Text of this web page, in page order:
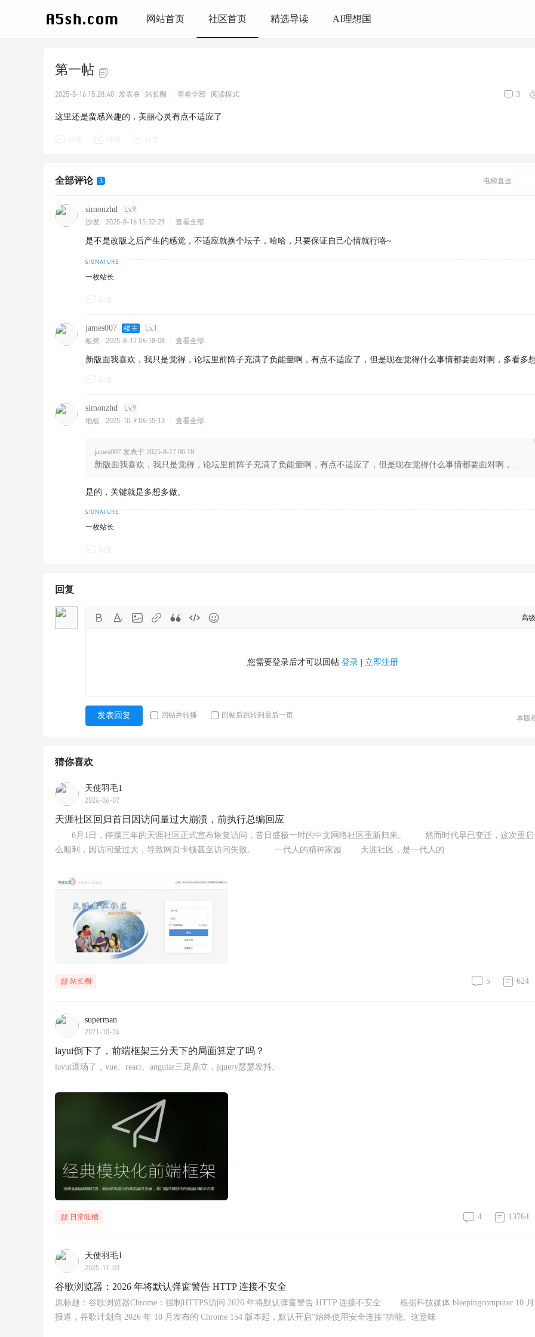
网站首页 社区首页 精选导读 AI理想国
第一帖
3
2025-8-16 15:28:40 发表在 站长圈 查看全部 阅读模式
这里还是蛮感兴趣的，美丽心灵有点不适应了
电梯直达
全部评论 3
simonzhd Lv.9
沙发 2025-8-16 15:32:29 查看全部
是不是改版之后产生的感觉，不适应就换个坛子，哈哈，只要保证自己心情就行咯~
一枚站长
james007 楼主 Lv.1
板凳 2025-8-17 06:18:08 查看全部
新版面我喜欢，我只是觉得，论坛里前阵子充满了负能量啊，有点不适应了，但是现在觉得什么事情都要面对啊，多看多
simonzhd Lv.9
地板 2025-10-9 06:55:13 查看全部
james007 发表于 2025-8-17 06:18
新版面我喜欢，我只是觉得，论坛里前阵子充满了负能量啊，有点不适应了，但是现在觉得什么事情都要面对啊， ...
是的，关键就是多想多做。
一枚站长
回复
高
您需要登录后才可以回帖 登录| 立即注册
本版
发表回复 回帖并转播 回帖后跳转到最后一页
猜你喜欢
天使羽毛1
2026-06-07
天涯社区回归首日因访问量过大崩溃，前执行总编回应
6月1日，停摆三年的天涯社区正式宣布恢复访问，昔日盛极一时的中文网络社区重新归来。 然而时代早已变迁，这次重启
么顺利，因访问量过大，导致网页卡顿甚至访问失败。 一代人的精神家园 天涯社区，是一代人的
站长圈 5 624
superman
2021-10-24
layui倒下了，前端框架三分天下的局面算定了吗？
layui退场了，vue、react、angular三足鼎立，jquery瑟瑟发抖。
日常吐槽 4 13764
天使羽毛1
2025-11-03
谷歌浏览器：2026 年将默认弹窗警告 HTTP 连接不安全
原标题：谷歌浏览器Chrome：强制HTTPS访问 2026 年将默认弹窗警告 HTTP 连接不安全 根据科技媒体 bleepingcomputer 10
报道，谷歌计划自 2026 年 10 月发布的 Chrome 154 版本起，默认开启“始终使用安全连接”功能。这意味